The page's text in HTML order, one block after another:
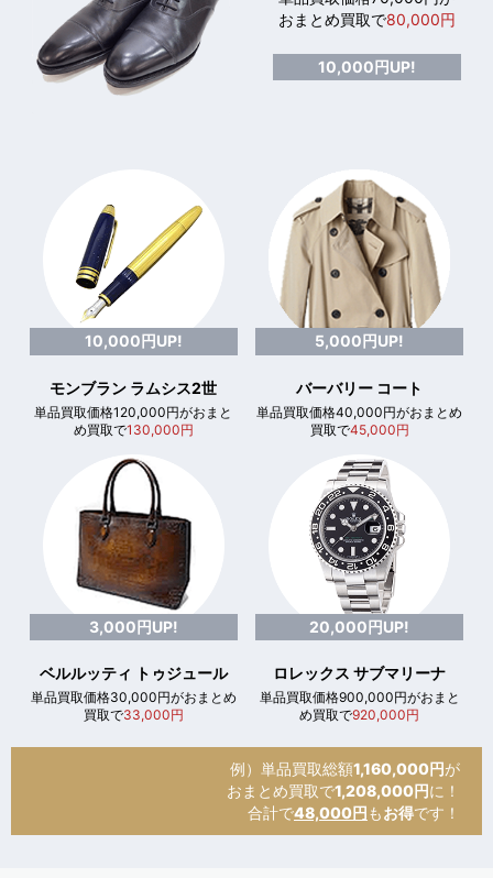
おまとめ買取で80,000円
10,000円UP!
10,000円UP!
モンブラン ラムシス2世
単品買取価格120,000円がおまと
め買取で130,000円
5,000円UP!
バーバリー コート
単品買取価格40,000円がおまとめ
買取で45,000円
3,000円UP!
ベルルッティ トゥジュール
単品買取価格30,000円がおまとめ
買取で33,000円
20,000円UP!
ロレックス サブマリーナ
単品買取価格900,000円がおまと
め買取で920,000円
例）単品買取総額1,160,000円が
おまとめ買取で1,208,000円に！
合計で48,000円 もお得です！